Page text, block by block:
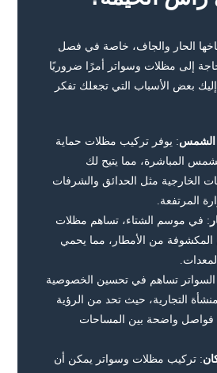
الحار والجاف، خاصة في فصل
إلى مظلات وسواتر أمرًا ضروريًا
بعض الأسباب التي تجعلك تفكر
الشمس: يوفر تركيب مظلات حماية
المباشرة، مما يتيح لك
الخارجية مثل الحدائق والشرفات
المرتفعة.
: في موسم الشتاء، تساهم مظلات
المكشوفة من الأمطار، مما يحمي
السواتر تساهم في تحسين الخصوصية
التجارية، حيث تحد من الرؤية
فواصل واضحة بين المساحات
: تركيب مظلات وسواتر يمكن أن